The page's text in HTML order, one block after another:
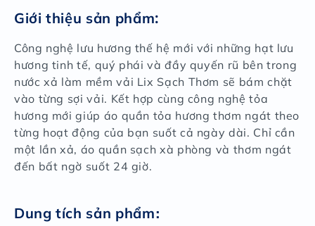
Giới thiệu sản phẩm:
Công nghệ lưu hương thế hệ mới với những hạt lưu
hương tinh tế, quý phái và đầy quyến rũ bên trong
nước xả làm mềm vải Lix Sạch Thơm sẽ bám chặt
vào từng sợi vải. Kết hợp cùng công nghệ tỏa
hương mới giúp áo quần tỏa hương thơm ngát theo
từng hoạt động của bạn suốt cả ngày dài. Chỉ cần
một lần xả, áo quần sạch xà phòng và thơm ngát
đến bất ngờ suốt 24 giờ.
Dung tích sản phẩm: